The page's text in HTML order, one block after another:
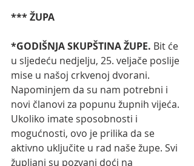
*** ŽUPA
*GODIŠNJA SKUPŠTINA ŽUPE. Bit će
u sljedeću nedjelju, 25. veljače poslije
mise u našoj crkvenoj dvorani.
Napominjem da su nam potrebni i
novi članovi za popunu župnih vijeća.
Ukoliko imate sposobnosti i
mogućnosti, ovo je prilika da se
aktivno uključite u rad naše župe. Svi
župljani su pozvani doći na